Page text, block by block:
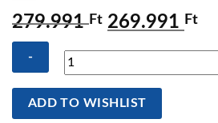
279.991Ft Original
279.991 Ft.
269.991 Ft
Samsung
RB38C7B6CS9/EF
ADD TO WISHLIST